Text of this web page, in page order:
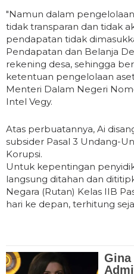
"Namun dalam
tidak transparan dan tidak
pendapatan tidak
Pendapatan dan Belanja
rekening desa, sehingga
ketentuan pengelolaan
Menteri Dalam Negeri
Intel Vegy.
Atas perbuatannya, Ai
subsider Pasal 3 Undang-
Korupsi.
Untuk kepentingan
langsung ditahan dan
Negara (Rutan) Kelas IIB
hari ke depan, terhitung